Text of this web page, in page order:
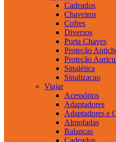
Cadeados
Chaveiros
Cofres
Diversos
Porta Chaves
Proteção
Proteção
Sinalética
Sinalizacao
Viajar
Acessórios
Adaptadores
Adaptadores e
Almofadas
Balanças
Cadeados